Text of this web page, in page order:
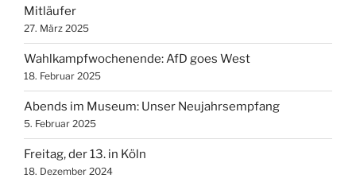
Mitläufer
27. März 2025
Wahlkampfwochenende: AfD goes West
18. Februar 2025
Abends im Museum: Unser Neujahrsempfang
5. Februar 2025
Freitag, der 13. in Köln
18. Dezember 2024